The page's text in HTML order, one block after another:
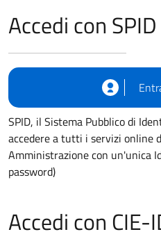
Accedi con SPID
SPID, il Sistema Pubblico di
accedere a tutti i servizi online
Amministrazione con un'unica
password)
Accedi con CIE-